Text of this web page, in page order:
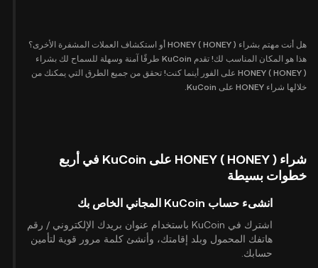
هل أنت مهتم بشراء HONEY ( HONEY ) أو استكشاف العملات المشفرة الأخرى؟
هذا هو المكان المناسب لك! تقدم KuCoin طرقًا آمنة وسهلة للسماح لك بشراء
HONEY ( HONEY ) على الفور أينما كنت! تحقق من جميع الطرق التي يمكنك من
خلالها شراء HONEY على KuCoin.
شراء HONEY ( HONEY ) على KuCoin في أربع
خطوات بسيطة
انشىء حساب KuCoin المجاني الخاص بك
اشترك في KuCoin باستخدام عنوان بريدك الإلكتروني / رقم
هاتفك المحمول وبلد إقامتك، وأنشئ كلمة مرور قوية لتأمين
حسابك.